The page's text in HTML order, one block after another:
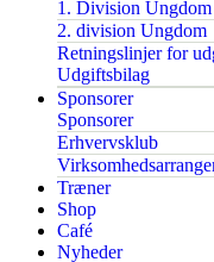
1. Division Ungdom
2. division Ungdom
Retningslinjer for
Udgiftsbilag
Sponsorer
Sponsorer
Erhvervsklub
Træner
Shop
Café
Nyheder